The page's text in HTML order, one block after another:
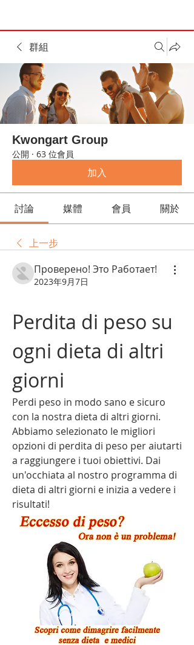
群組
Kwongart Group
公開 · 63 位會員
加入
討論 媒體 會員 關於
上一步
Проверено! Это Работает!
2023年9月7日
Perdita di peso su
ogni dieta di altri
giorni
Perdi peso in modo sano e sicuro
con la nostra dieta di altri giorni.
Abbiamo selezionato le migliori
opzioni di perdita di peso per aiutarti
a raggiungere i tuoi obiettivi. Dai
un'occhiata al nostro programma di
dieta di altri giorni e inizia a vedere i
risultati!